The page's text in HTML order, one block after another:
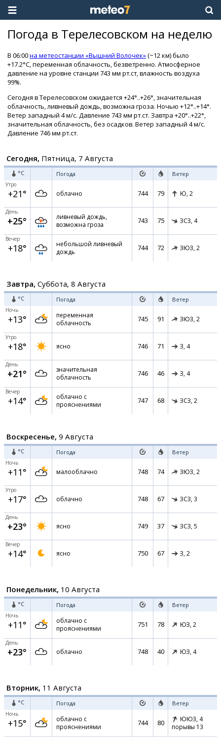
Погода в Терелесовском на неделю
В 06:00на метеостанции «Вышний Волочек»(~12 км) было
+17.2°C, переменная облачность, безветренно. Атмосферное
давление на уровне станции 743 мм рт.ст, влажность воздуха
99%.
Сегодня в Терелесовском ожидается +24°..+26°, значительная
облачность, ливневый дождь, возможна гроза. Ночью +12°..+14°.
Ветер западный 4 м/с. Давление 743 мм рт.ст. Завтра +20°..+22°,
значительная облачность, без осадков. Ветер западный 4 м/с.
Давление 746 мм рт.ст.
Сегодня, Пятница, 7 Августа
°C Погода Ветер
Утро
+21° облачно 744 79 Ю, 2
День
+25°
ливневый дождь,
возможна гроза
743 75 ЗСЗ, 4
Вечер
+18°
небольшой ливневый
дождь
744 72 ЗЮЗ, 2
Завтра, Суббота, 8 Августа
°C Погода Ветер
Ночь
+13°
переменная
облачность
745 91 ЗЮЗ, 2
Утро
+18° ясно 746 71 З, 4
День
+21°
значительная
облачность
746 46 З, 4
Вечер
+14°
облачно с
прояснениями
747 68 ЗСЗ, 2
Воскресенье, 9 Августа
°C Погода Ветер
Ночь
+11° малооблачно 748 74 ЗЮЗ, 2
Утро
+17° облачно 748 67 ЗСЗ, 3
День
+23° ясно 749 37 ЗСЗ, 5
Вечер
+14° ясно 750 67 З, 2
Понедельник, 10 Августа
°C Погода Ветер
Ночь
+11°
облачно с
прояснениями
751 78 ЮЗ, 2
День
+23° облачно 748 40 ЮЗ, 4
Вторник, 11 Августа
°C Погода Ветер
Ночь
+15°
облачно с
прояснениями
744 80 ЮЮЗ, 4
порывы 13